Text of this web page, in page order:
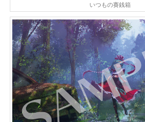
いつもの賽銭箱